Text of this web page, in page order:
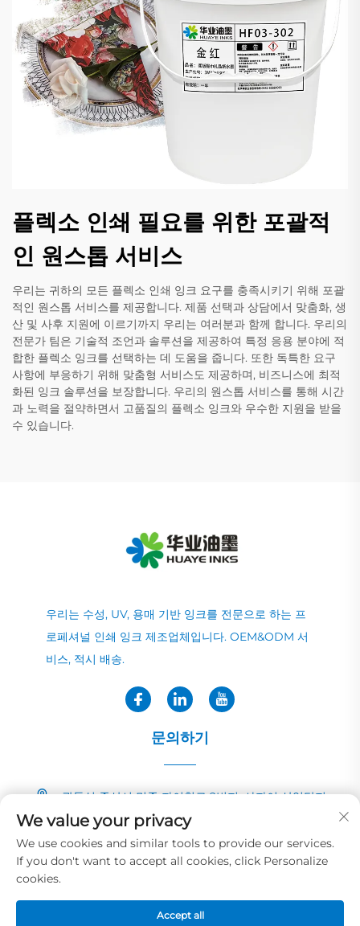
플렉소 인쇄 필요를 위한 포괄적
인 원스톱 서비스
우리는 귀하의 모든 플렉소 인쇄 잉크 요구를 충족시키기 위해 포괄
적인 원스톱 서비스를 제공합니다. 제품 선택과 상담에서 맞춤화, 생
산 및 사후 지원에 이르기까지 우리는 여러분과 함께 합니다. 우리의
전문가 팀은 기술적 조언과 솔루션을 제공하여 특정 응용 분야에 적
합한 플렉소 잉크를 선택하는 데 도움을 줍니다. 또한 독특한 요구
사항에 부응하기 위해 맞춤형 서비스도 제공하며, 비즈니스에 최적
화된 잉크 솔루션을 보장합니다. 우리의 원스톱 서비스를 통해 시간
과 노력을 절약하면서 고품질의 플렉소 잉크와 우수한 지원을 받을
수 있습니다.
우리는 수성, UV, 용매 기반 잉크를 전문으로 하는 프
로페셔널 인쇄 잉크 제조업체입니다. OEM&ODM 서
비스, 적시 배송.
문의하기
광둥성 중산시 민중 자이칭로 2번지, 샤자이 산업단지
+86-13726040081
[email protected]
We value your privacy
We use cookies and similar tools to provide our services.
If you don't want to accept all cookies, click Personalize
cookies.
Accept all